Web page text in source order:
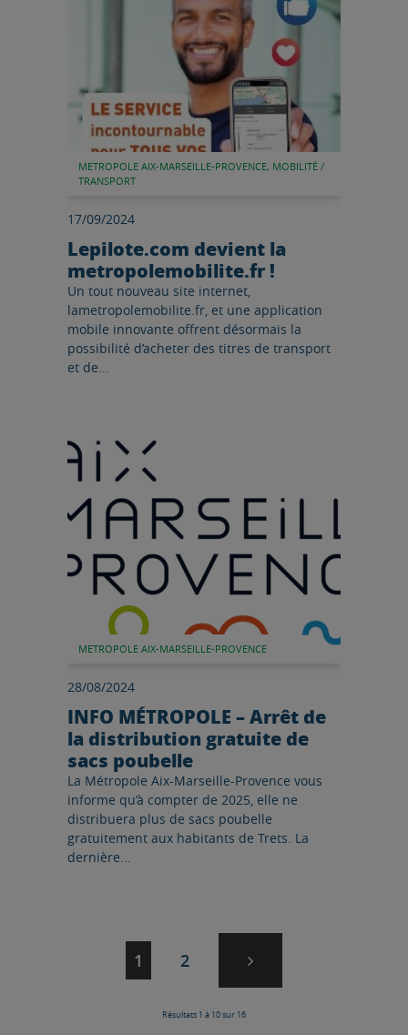
METROPOLE AIX-MARSEILLE-PROVENCE, MOBILITÉ /
TRANSPORT
17/09/2024
Lepilote.com devient la
metropolemobilite.fr !
Un tout nouveau site internet,
lametropolemobilite.fr, et une application
mobile innovante offrent désormais la
possibilité d’acheter des titres de transport
et de...
METROPOLE AIX-MARSEILLE-PROVENCE
28/08/2024
INFO MÉTROPOLE – Arrêt de
la distribution gratuite de
sacs poubelle
La Métropole Aix-Marseille-Provence vous
informe qu’à compter de 2025, elle ne
distribuera plus de sacs poubelle
gratuitement aux habitants de Trets. La
dernière...
Lire l'article
Navigation
Page
1 Page
2 Page suivante
Résultats 1 à 10 sur 16